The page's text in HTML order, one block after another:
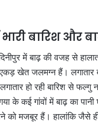
बारिश और
में बाढ़ की वजह से
खेत जलमग्न हैं। लगातार
हो रही बारिश से
के कई गांवों में बाढ़ का
को मजबूर हैं। हालांकि जैसे